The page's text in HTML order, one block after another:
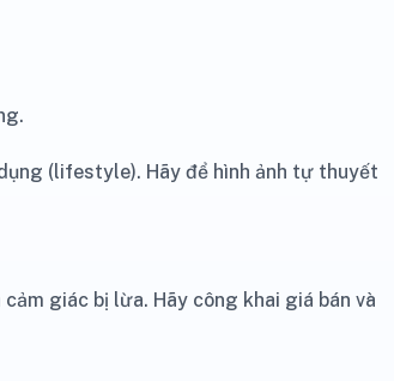
(lifestyle). Hãy để hình ảnh tự thuyết
giác bị lừa. Hãy công khai giá bán và